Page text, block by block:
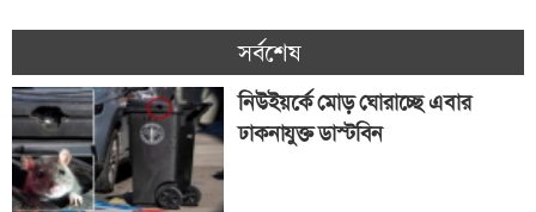
সর্বশেষ
নিউইয়র্কে মোড় ঘোরাচ্ছে এবার
ঢাকনাযুক্ত ডাস্টবিন